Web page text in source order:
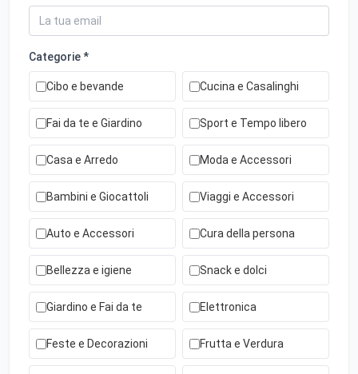
Categorie *
Cibo e bevande Cucina e Casalinghi
Fai da te e Giardino Sport e Tempo libero
Casa e Arredo Moda e Accessori
Bambini e Giocattoli Viaggi e Accessori
Auto e Accessori Cura della persona
Bellezza e igiene Snack e dolci
Giardino e Fai da te Elettronica
Feste e Decorazioni Frutta e Verdura